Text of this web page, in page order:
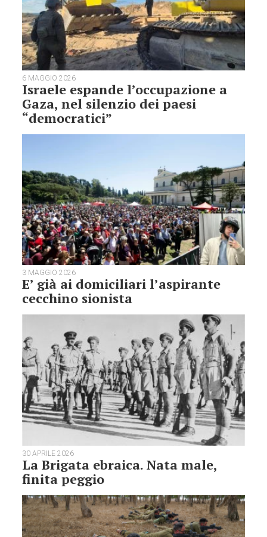
6 MAGGIO 2026
Israele espande l’occupazione a
Gaza, nel silenzio dei paesi
“democratici”
3 MAGGIO 2026
E’ già ai domiciliari l’aspirante
cecchino sionista
30 APRILE 2026
La Brigata ebraica. Nata male,
finita peggio